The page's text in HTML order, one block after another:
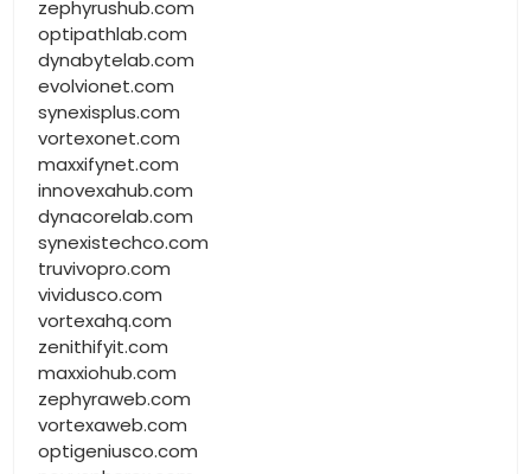
zephyrushub.com
optipathlab.com
dynabytelab.com
evolvionet.com
synexisplus.com
vortexonet.com
maxxifynet.com
innovexahub.com
dynacorelab.com
synexistechco.com
truvivopro.com
vividusco.com
vortexahq.com
zenithifyit.com
maxxiohub.com
zephyraweb.com
vortexaweb.com
optigeniusco.com